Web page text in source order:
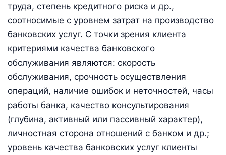
труда, степень кредитного риска и др.,
соотносимые с уровнем затрат на производство
банковских услуг. С точки зрения клиента
критериями качества банковского
обслуживания являются: скорость
обслуживания, срочность осуществления
операций, наличие ошибок и неточностей, часы
работы банка, качество консультирования
(глубина, активный или пассивный характер),
личностная сторона отношений с банком и др.;
уровень качества банковских услуг клиенты